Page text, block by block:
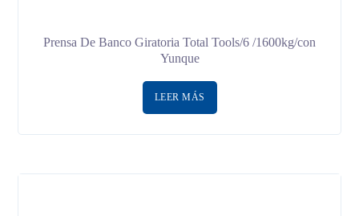
Prensa De Banco Giratoria Total Tools/6 /1600kg/con
Yunque
LEER MÁS